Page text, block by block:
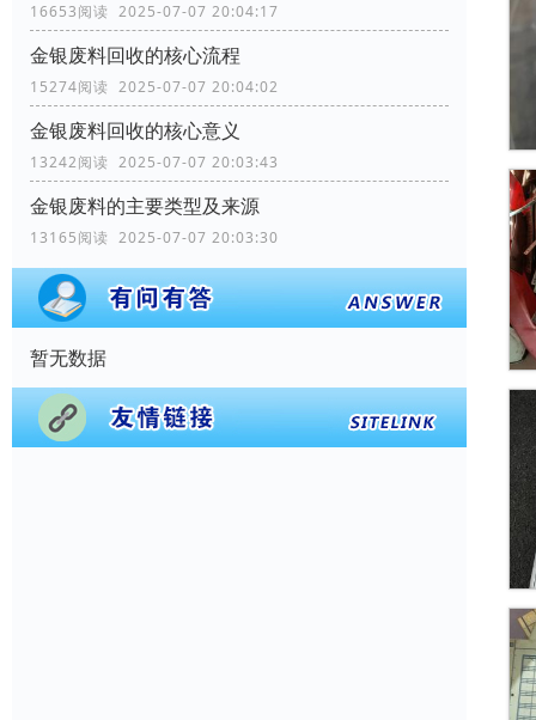
16653阅读 2025-07-07 20:04:17
金银废料回收的核心流程
15274阅读 2025-07-07 20:04:02
金银废料回收的核心意义
13242阅读 2025-07-07 20:03:43
金银废料的主要类型及来源
13165阅读 2025-07-07 20:03:30
暂无数据